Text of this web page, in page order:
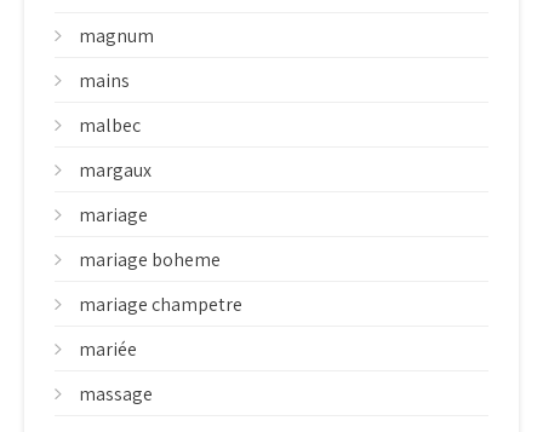
magnum
mains
malbec
margaux
mariage
mariage boheme
mariage champetre
mariée
massage